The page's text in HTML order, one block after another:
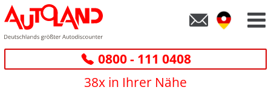
0800 - 111 0408
38x in Ihrer Nähe